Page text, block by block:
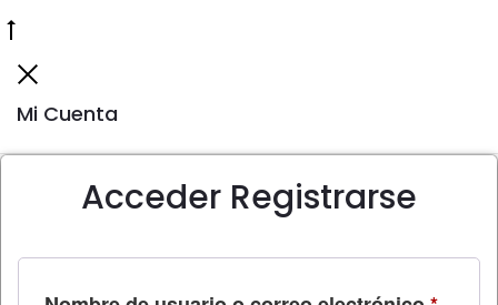
to
top
Mi Cuenta
Acceder Registrarse